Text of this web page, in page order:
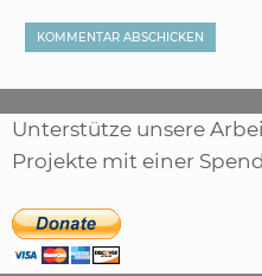
Unterstütze unsere
Projekte mit einer